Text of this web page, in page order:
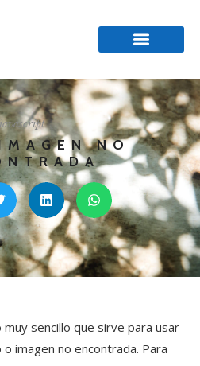
javascript
NO
sencillo que sirve para usar
imagen no encontrada. Para